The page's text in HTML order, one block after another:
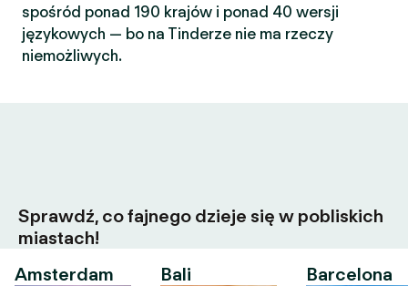
spośród ponad 190 krajów i ponad 40 wersji
językowych — bo na Tinderze nie ma rzeczy
niemożliwych.
Sprawdź, co fajnego dzieje się w pobliskich
miastach!
Amsterdam
Bali Barcelona